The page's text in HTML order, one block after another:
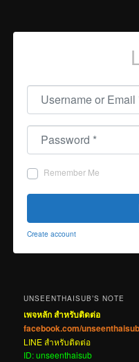
Username or Email
Password
Remember Me
Create account
UNSEENTHAISUB’S NOTE
เพจหลัก สำหรับติดต่อ
facebook.com/unseenthaisub
LINE สำหรับติดต่อ
ID: unseenthaisub